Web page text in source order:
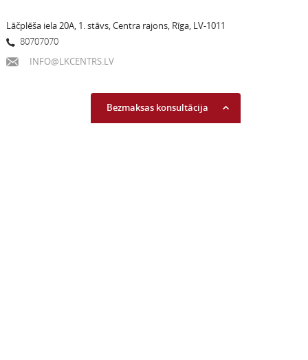
Lāčplēša iela 20A, 1. stāvs, Centra rajons, Rīga, LV-1011
80707070
INFO@LKCENTRS.LV
Bezmaksas konsultācija